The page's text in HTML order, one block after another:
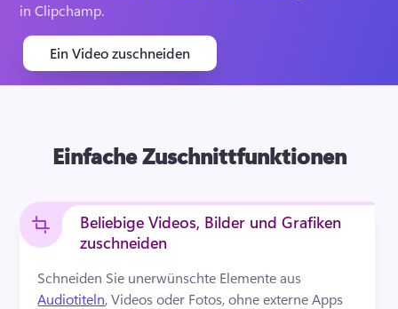
Kostenlos testen
in Clipchamp.
Ein Video zuschneiden
Einfache Zuschnittfunktionen
Beliebige Videos, Bilder und Grafiken
zuschneiden
Schneiden Sie unerwünschte Elemente aus
Audiotiteln, Videos oder Fotos, ohne externe Apps